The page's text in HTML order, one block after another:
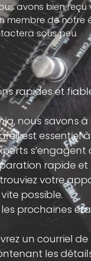
avons bien reçu
membre de notre
sous peu.
rapides et
nous savons
est essentiel
s’engagent
rapide
votre
possible.
prochaines
un courriel de
les